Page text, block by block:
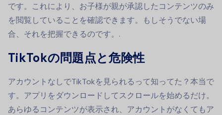
です。これにより、お子様が親が承認したコンテンツのみ
を閲覧していることを確認できます。もしそうでない場
合、それを把握できるのです。.
TikTokの問題点と危険性
アカウントなしでTikTokを見られるって知ってた？本当で
す。アプリをダウンロードしてスクロールを始めるだけ。
あらゆるコンテンツが表示され、アカウントがなくてもア